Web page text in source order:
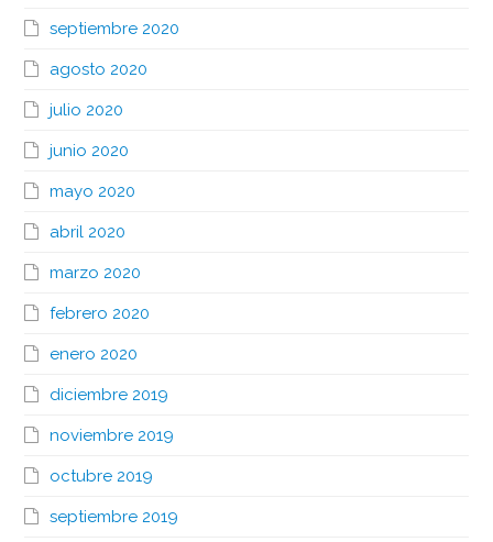
septiembre 2020
agosto 2020
julio 2020
junio 2020
mayo 2020
abril 2020
marzo 2020
febrero 2020
enero 2020
diciembre 2019
noviembre 2019
octubre 2019
septiembre 2019